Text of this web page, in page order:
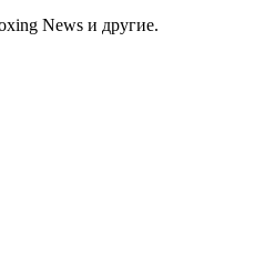
News и другие.